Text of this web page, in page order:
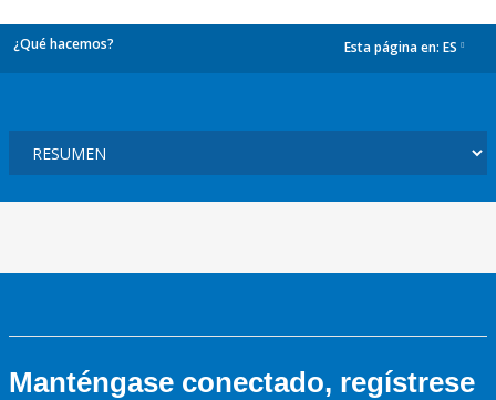
¿Qué hacemos? Esta página en: ES
Manténgase conectado, regístrese